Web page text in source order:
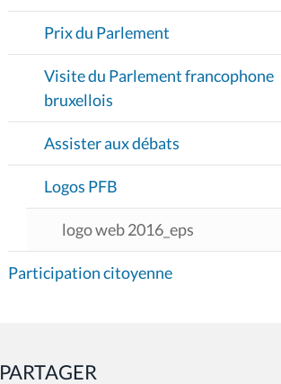
Prix du Parlement
Visite du Parlement francophone
bruxellois
Assister aux débats
Logos PFB
logo web 2016_eps
Participation citoyenne
PARTAGER